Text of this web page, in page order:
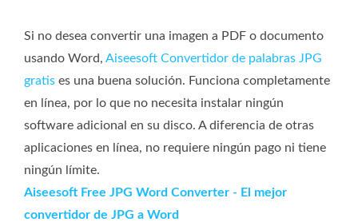
Si no desea convertir una imagen a PDF o documento
usando Word, Aiseesoft Convertidor de palabras JPG
gratis es una buena solución. Funciona completamente
en línea, por lo que no necesita instalar ningún
software adicional en su disco. A diferencia de otras
aplicaciones en línea, no requiere ningún pago ni tiene
ningún límite.
Aiseesoft Free JPG Word Converter - El mejor
convertidor de JPG a Word